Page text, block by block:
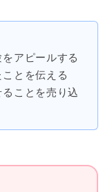
アピールする
とを伝える
ことを売り込